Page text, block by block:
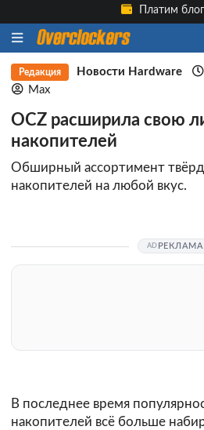
Платим
Редакция Новости Hardware
Max
OCZ расширила свою
накопителей
Обширный ассортимент
накопителей на любой вкус.
РЕКЛАМА
В последнее время
накопителей всё больше